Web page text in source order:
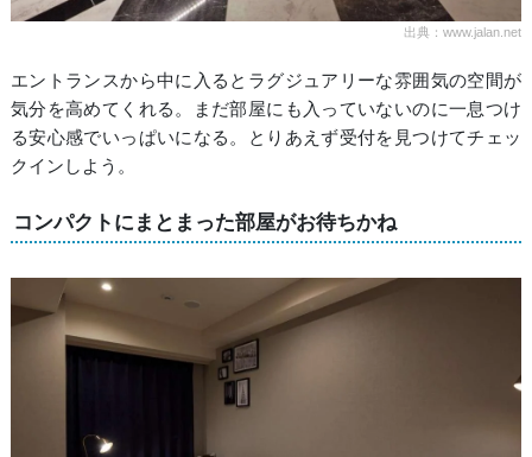
出典：www.jalan.net
エントランスから中に入るとラグジュアリーな雰囲気の空間が
気分を高めてくれる。まだ部屋にも入っていないのに一息つけ
る安心感でいっぱいになる。とりあえず受付を見つけてチェッ
クインしよう。
コンパクトにまとまった部屋がお待ちかね